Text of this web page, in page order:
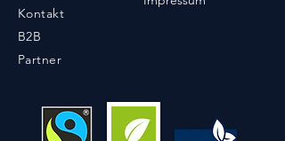
Kontakt
B2B
Partner